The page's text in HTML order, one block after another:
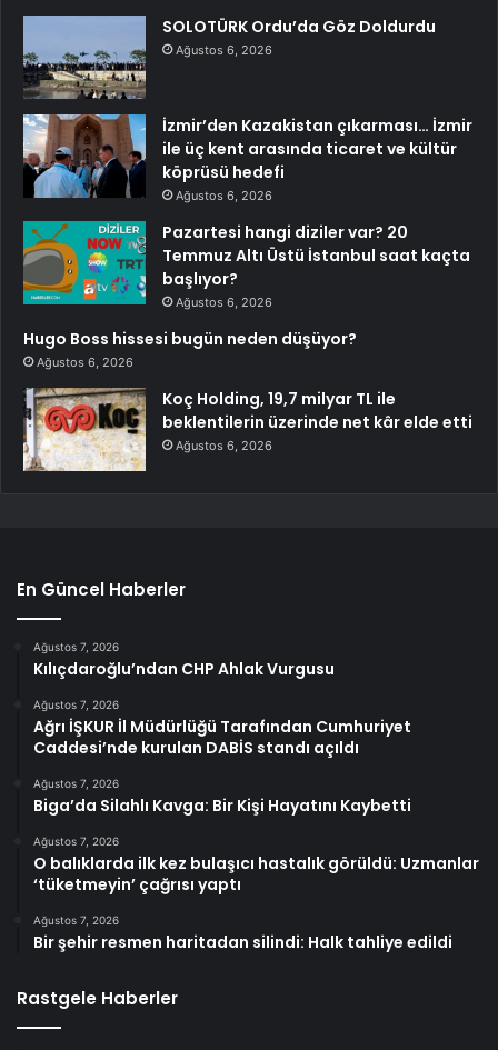
SOLOTÜRK Ordu’da Göz Doldurdu
Ağustos 6, 2026
İzmir’den Kazakistan çıkarması… İzmir
ile üç kent arasında ticaret ve kültür
köprüsü hedefi
Ağustos 6, 2026
Pazartesi hangi diziler var? 20
Temmuz Altı Üstü İstanbul saat kaçta
başlıyor?
Ağustos 6, 2026
Hugo Boss hissesi bugün neden düşüyor?
Ağustos 6, 2026
Koç Holding, 19,7 milyar TL ile
beklentilerin üzerinde net kâr elde etti
Ağustos 6, 2026
En Güncel Haberler
Ağustos 7, 2026
Kılıçdaroğlu’ndan CHP Ahlak Vurgusu
Ağustos 7, 2026
Ağrı İŞKUR İl Müdürlüğü Tarafından Cumhuriyet
Caddesi’nde kurulan DABİS standı açıldı
Ağustos 7, 2026
Biga’da Silahlı Kavga: Bir Kişi Hayatını Kaybetti
Ağustos 7, 2026
O balıklarda ilk kez bulaşıcı hastalık görüldü: Uzmanlar
‘tüketmeyin’ çağrısı yaptı
Ağustos 7, 2026
Bir şehir resmen haritadan silindi: Halk tahliye edildi
Rastgele Haberler